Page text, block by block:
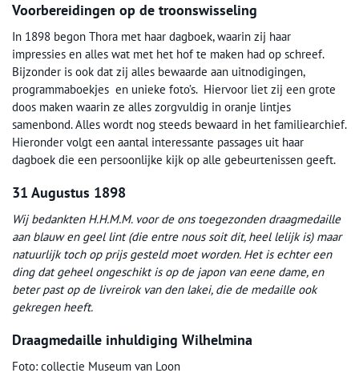
Voorbereidingen op de troonswisseling
In 1898 begon Thora met haar dagboek, waarin zij haar
impressies en alles wat met het hof te maken had op schreef.
Bijzonder is ook dat zij alles bewaarde aan uitnodigingen,
programmaboekjes en unieke foto’s. Hiervoor liet zij een grote
doos maken waarin ze alles zorgvuldig in oranje lintjes
samenbond. Alles wordt nog steeds bewaard in het familiearchief.
Hieronder volgt een aantal interessante passages uit haar
dagboek die een persoonlijke kijk op alle gebeurtenissen geeft.
31 Augustus 1898
Wij bedankten H.H.M.M. voor de ons toegezonden draagmedaille
aan blauw en geel lint (die entre nous soit dit, heel lelijk is) maar
natuurlijk toch op prijs gesteld moet worden. Het is echter een
ding dat geheel ongeschikt is op de japon van eene dame, en
beter past op de livreirok van den lakei, die de medaille ook
gekregen heeft.
Draagmedaille inhuldiging Wilhelmina
Foto: collectie Museum van Loon